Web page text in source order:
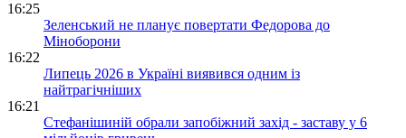
16:25
Зеленський не планує повертати Федорова до
Міноборони
16:22
Липець 2026 в Україні виявився одним із
найтрагічніших
16:21
Стефанішиній обрали запобіжний захід - заставу у 6